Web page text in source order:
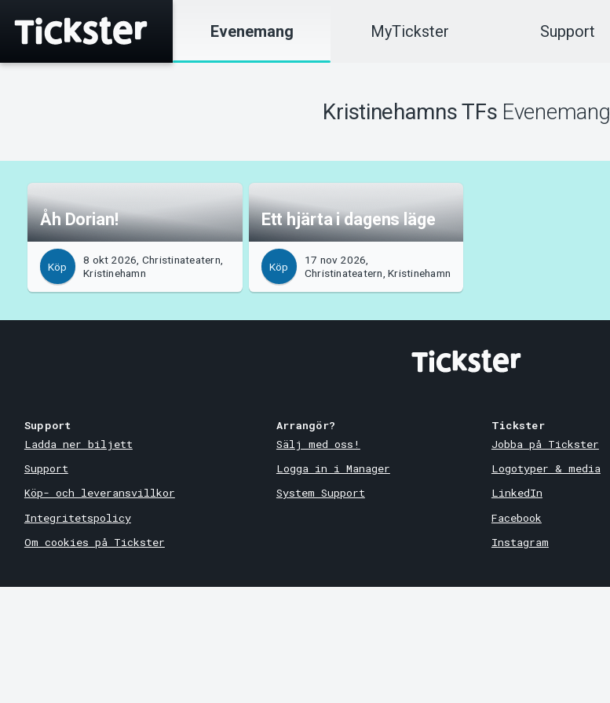
Evenemang MyTickster Support
Kristinehamns TFs Evenemang
Åh Dorian!
Köp
8 okt 2026, Christinateatern,
Kristinehamn
Ett hjärta i dagens läge
Köp
17 nov 2026,
Christinateatern, Kristinehamn
Support
Ladda ner biljett
Support
Köp- och leveransvillkor
Integritetspolicy
Om cookies på Tickster
Arrangör?
Sälj med oss!
Logga in i Manager
System Support
Tickster
Jobba på Tickster
Logotyper & media
LinkedIn
Facebook
Instagram